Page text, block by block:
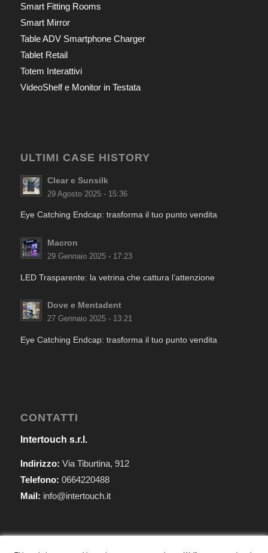
Smart Fitting Rooms
Smart Mirror
Table ADV Smartphone Charger
Tablet Retail
Totem Interattivi
VideoShelf e Monitor in Testata
ULTIMI CASE HISTORY
Clear e Sunsilk
29 Agosto 2025 - 15:36
Eye Catching Endcap: trasforma il tuo punto vendita
Macron
29 Gennaio 2025 - 17:23
LED Trasparente: la vetrina che cattura l’attenzione
Dove e Mentadent
27 Gennaio 2025 - 13:21
Eye Catching Endcap: trasforma il tuo punto vendita
CONTATTI
Intertouch s.r.l.
Indirizzo: Via Tiburtina, 912
Telefono: 0664220488
Mail: info@intertouch.it